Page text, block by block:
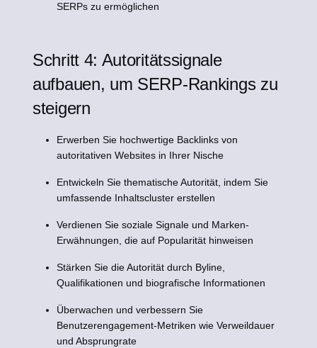
SERPs zu ermöglichen
Schritt 4: Autoritätssignale
aufbauen, um SERP-Rankings zu
steigern
Erwerben Sie hochwertige Backlinks von
autoritativen Websites in Ihrer Nische
Entwickeln Sie thematische Autorität, indem Sie
umfassende Inhaltscluster erstellen
Verdienen Sie soziale Signale und Marken-
Erwähnungen, die auf Popularität hinweisen
Stärken Sie die Autorität durch Byline,
Qualifikationen und biografische Informationen
Überwachen und verbessern Sie
Benutzerengagement-Metriken wie Verweildauer
und Absprungrate